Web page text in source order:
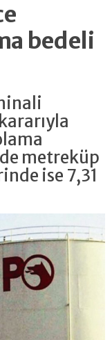
bedeli
metreküp
ise 7,31